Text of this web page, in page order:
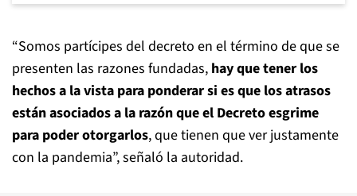
“Somos partícipes del decreto en el término de que se
presenten las razones fundadas, hay que tener los
hechos a la vista para ponderar si es que los atrasos
están asociados a la razón que el Decreto esgrime
para poder otorgarlos, que tienen que ver justamente
con la pandemia”, señaló la autoridad.